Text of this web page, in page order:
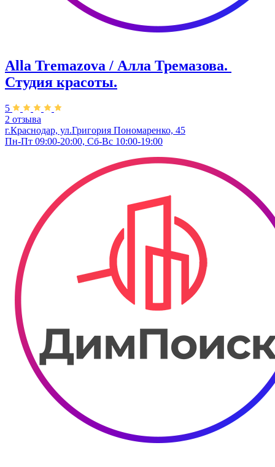
Alla Tremazova / Алла Тремазова. ​
Студия красоты.
5
2 отзыва
г.Краснодар, ул.​Григория Пономаренко, 45
Пн-Пт 09:00-20:00, Сб-Вс 10:00-19:00